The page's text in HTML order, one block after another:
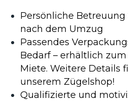
Persönliche
nach dem Umzug
Passendes
Bedarf – erhältlich
Miete. Weitere Details
unserem Zügelshop!
Qualifizierte und